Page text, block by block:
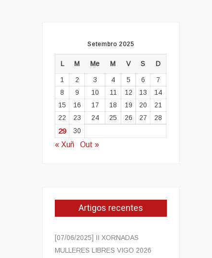
Setembro 2025
L M Me M V S D
1 2 3 4 5 6
7
8
9 10 11 12 13
14
15
16 17 18 19 20
21
22
23 24 25 26 27 28
29 30
« Xuñ Out »
Artigos recentes
[07/06/2025] II XORNADAS
MULLERES LIBRES VIGO 2026